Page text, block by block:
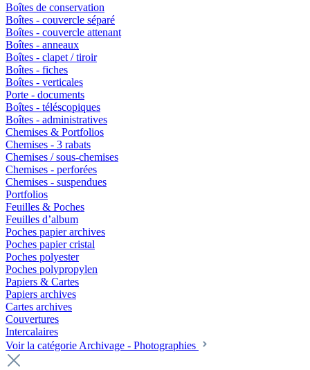
Boîtes de conservation
Boîtes - couvercle séparé
Boîtes - couvercle attenant
Boîtes - anneaux
Boîtes - clapet / tiroir
Boîtes - fiches
Boîtes - verticales
Porte - documents
Boîtes - téléscopiques
Boîtes - administratives
Chemises & Portfolios
Chemises - 3 rabats
Chemises / sous-chemises
Chemises - perforées
Chemises - suspendues
Portfolios
Feuilles & Poches
Feuilles d’album
Poches papier archives
Poches papier cristal
Poches polyester
Poches polypropylen
Papiers & Cartes
Papiers archives
Cartes archives
Couvertures
Intercalaires
Voir la catégorie Archivage - Photographies